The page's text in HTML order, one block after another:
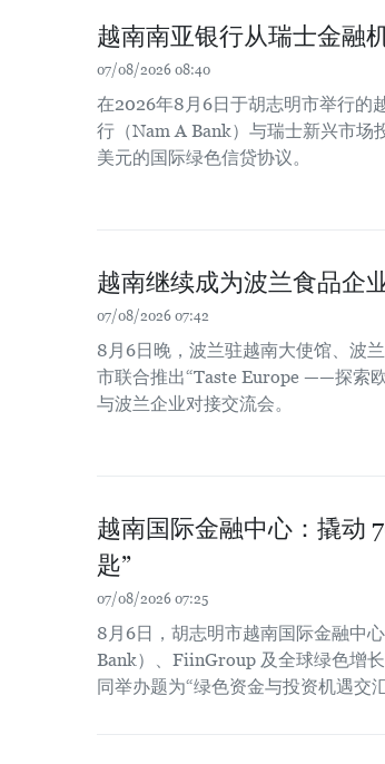
越南南亚银行从瑞士金融
07/08/2026 08:40
在2026年8月6日于胡志明市举行的
行（Nam A Bank）与瑞士新兴市
美元的国际绿色信贷协议。
越南继续成为波兰食品企
07/08/2026 07:42
8月6日晚，波兰驻越南大使馆、波
市联合推出“Taste Europe ——探索
与波兰企业对接交流会。
越南国际金融中心：撬动
匙”
07/08/2026 07:25
8月6日，胡志明市越南国际金融中
Bank）、FiinGroup 及全球绿色增
同举办题为“绿色资金与投资机遇交